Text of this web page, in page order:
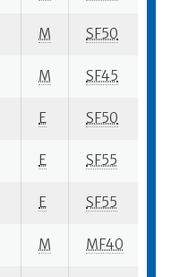
M SF50
M SF45
E SF50
E SF55
E SF55
M MF40